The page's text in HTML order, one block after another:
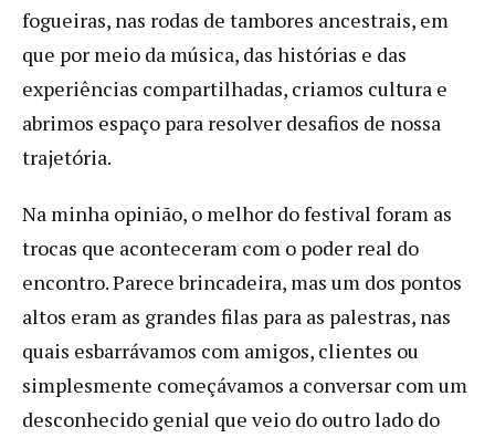
fogueiras, nas rodas de tambores ancestrais, em
que por meio da música, das histórias e das
experiências compartilhadas, criamos cultura e
abrimos espaço para resolver desafios de nossa
trajetória.
Na minha opinião, o melhor do festival foram as
trocas que aconteceram com o poder real do
encontro. Parece brincadeira, mas um dos pontos
altos eram as grandes filas para as palestras, nas
quais esbarrávamos com amigos, clientes ou
simplesmente começávamos a conversar com um
desconhecido genial que veio do outro lado do